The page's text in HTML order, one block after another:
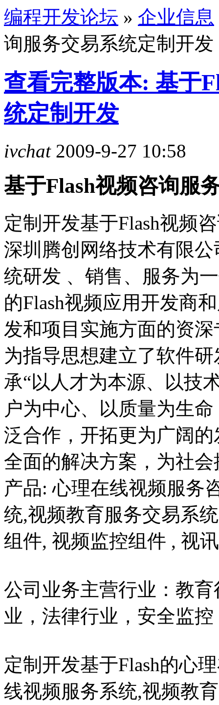
编程开发论坛 » 企业信息
询服务交易系统定制开发
查看完整版本: 基于
统定制开发
ivchat2009-9-27 10:58
基于Flash视频咨询服
定制开发基于Flash视频
深圳腾创网络技术有限
统研发 、销售、服务为
的Flash视频应用开发商
发和项目实施方面的资
为指导思想建立了软件
承“以人才为本源、以技
户为中心、以质量为生
泛合作，开拓更为广阔
全面的解决方案，为社
产品: 心理在线视频服务
统,视频教育服务交易系
组件, 视频监控组件 , 视
公司业务主营行业：教
业，法律行业，安全监控
定制开发基于Flash的心
线视频服务系统,视频教